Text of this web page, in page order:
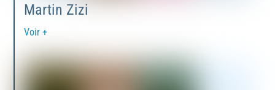
Martin Zizi
Voir +